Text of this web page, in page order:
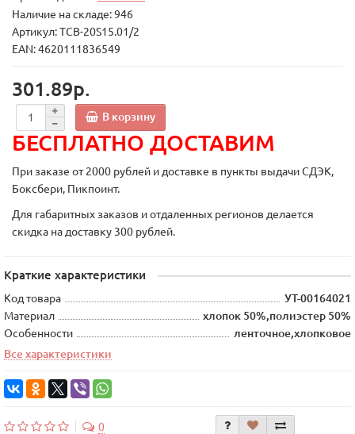
Наличие на складе: 946
Артикул: ТСВ-20S15.01/2
EAN: 4620111836549
301.89р.
В корзину
БЕСПЛАТНО ДОСТАВИМ
При заказе от 2000 рублей и доставке в пункты выдачи СДЭК,
Боксбери, Пикпоинт.
Для габаритных заказов и отдаленных регионов делается
скидка на доставку 300 рублей.
Краткие характеристики
Код товара
УТ-00164021
Материал
хлопок 50%,полиэстер 50%
Особенности
ленточное,хлопковое
Все характеристики
0